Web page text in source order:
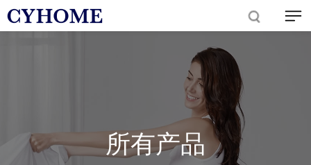
所有产品